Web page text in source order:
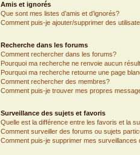
Amis et ignorés
Que sont mes listes d’amis et d’ignorés?
Comment puis-je ajouter/supprimer des
Recherche dans les forums
Comment rechercher dans les forums?
Pourquoi ma recherche ne renvoie aucun
Pourquoi ma recherche retourne une page
Comment rechercher des membres?
Comment puis-je trouver mes propres
Surveillance des sujets et favoris
Quelle est la différence entre les favoris et la
Comment surveiller des forums ou sujets
Comment puis-je supprimer mes surveillances